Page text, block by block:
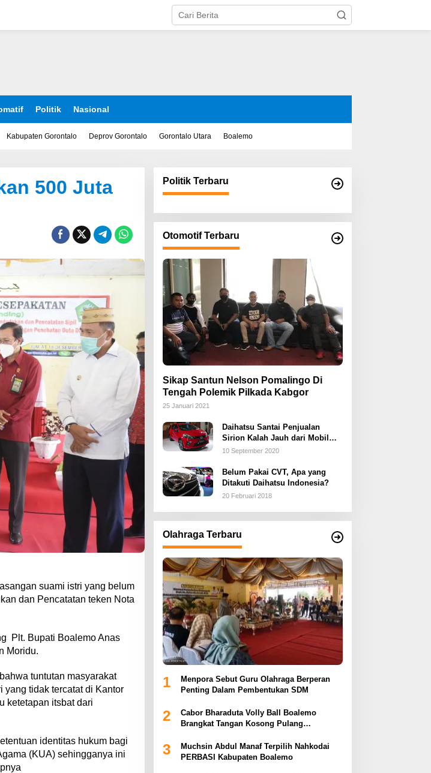
Politik Nasional
Kabupaten Gorontalo Deprov Gorontalo Gorontalo Utara Boalemo
500 Juta
suami istri yang belum
dan Pencatatan teken Nota
Plt. Bupati Boalemo Anas
Moridu.
tuntutan masyarakat
yang tidak tercatat di Kantor
ketetapan itsbat dari
identitas hukum bagi
(KUA) sehingganya ini
Politik Terbaru
Otomotif Terbaru
Sikap Santun Nelson Pomalingo Di
Tengah Polemik Pilkada Kabgor
25 Januari 2021
Daihatsu Santai Penjualan
Sirion Kalah Jauh dari Mobil
LCGC
10 September 2020
Belum Pakai CVT, Apa yang
Ditakuti Daihatsu Indonesia?
20 Februari 2018
Olahraga Terbaru
1
Menpora Sebut Guru Olahraga Berperan
Penting Dalam Pembentukan SDM
2
Cabor Bharaduta Volly Ball Boalemo
Brangkat Tangan Kosong Pulang
3
Muchsin Abdul Manaf Terpilih Nahkodai
PERBASI Kabupaten Boalemo